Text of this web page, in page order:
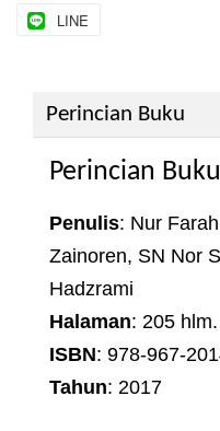
LINE
Perincian Buku
Perincian Buku
Penulis: Nur
Zainoren, SN Nor
Hadzrami
Halaman: 205 hlm.
ISBN: 978-967-
Tahun: 2017